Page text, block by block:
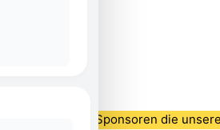
Partner und Sponsoren die